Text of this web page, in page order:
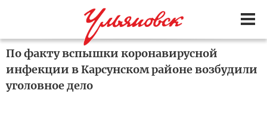
По факту вспышки коронавирусной
инфекции в Карсунском районе возбудили
уголовное дело